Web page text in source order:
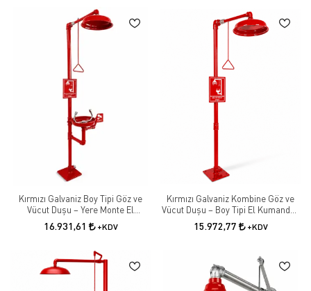
Kırmızı Galvaniz Boy Tipi Göz ve
Vücut Duşu – Yere Monte El
Kumandalı Kombine Güvenlik Duşu
16.931,61 +KDV
Kırmızı Galvaniz Kombine Göz ve
Vücut Duşu – Boy Tipi El Kumandalı
Güvenlik Duşu
15.972,77 +KDV